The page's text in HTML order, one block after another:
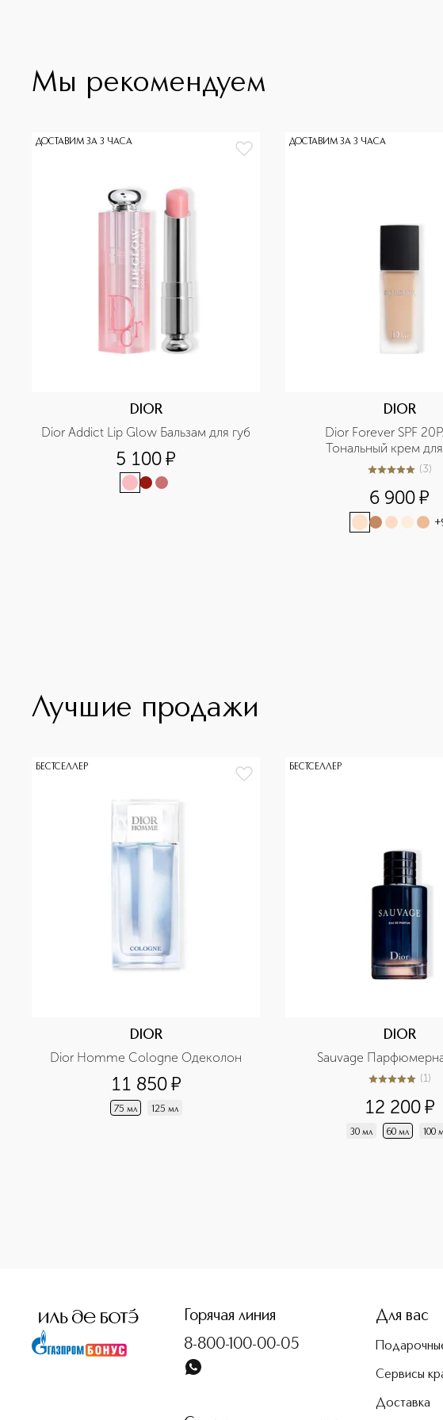
Мы рекомендуем
ДОСТАВИМ ЗА 3 ЧАСА
DIOR
Dior Addict Lip Glow Бальзам для губ
5 100¤
ДОСТАВИМ ЗА 3 ЧАСА
DIOR
Dior Forever SPF
Тональный крем
5из 53 (3)
6 900¤
+
Лучшие продажи
БЕСТСЕЛЛЕР
DIOR
Dior Homme Cologne Одеколон
11 850¤
75 мл 125 мл
БЕСТСЕЛЛЕР
DIOR
Sauvage
5из 51 (1)
12 200¤
30 мл 60 мл 100
Горячая линия
8-800-100-00-05
Для вас
Сервисы
Доставка